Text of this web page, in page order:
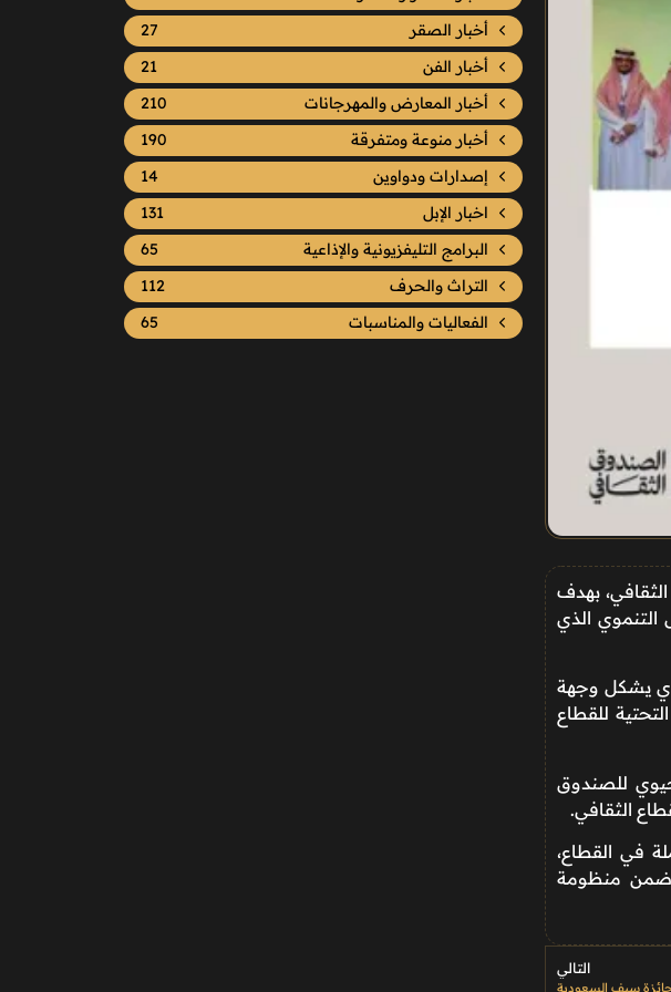
بهدف
الذي
يشكل وجهة
للقطاع
يعكس الدور الحيوي للصندوق
الثقافي.
في القطاع،
ضمن منظومة
التالي
جائزة سيف السعودية
أخبار الصقر
27
أخبار الفن
21
أخبار المعارض والمهرجانات
210
أخبار منوعة ومتفرقة
190
إصدارات ودواوين
14
اخبار الإبل
131
البرامج التليفزيونية والإذاعية
65
التراث والحرف
112
الفعاليات والمناسبات
65